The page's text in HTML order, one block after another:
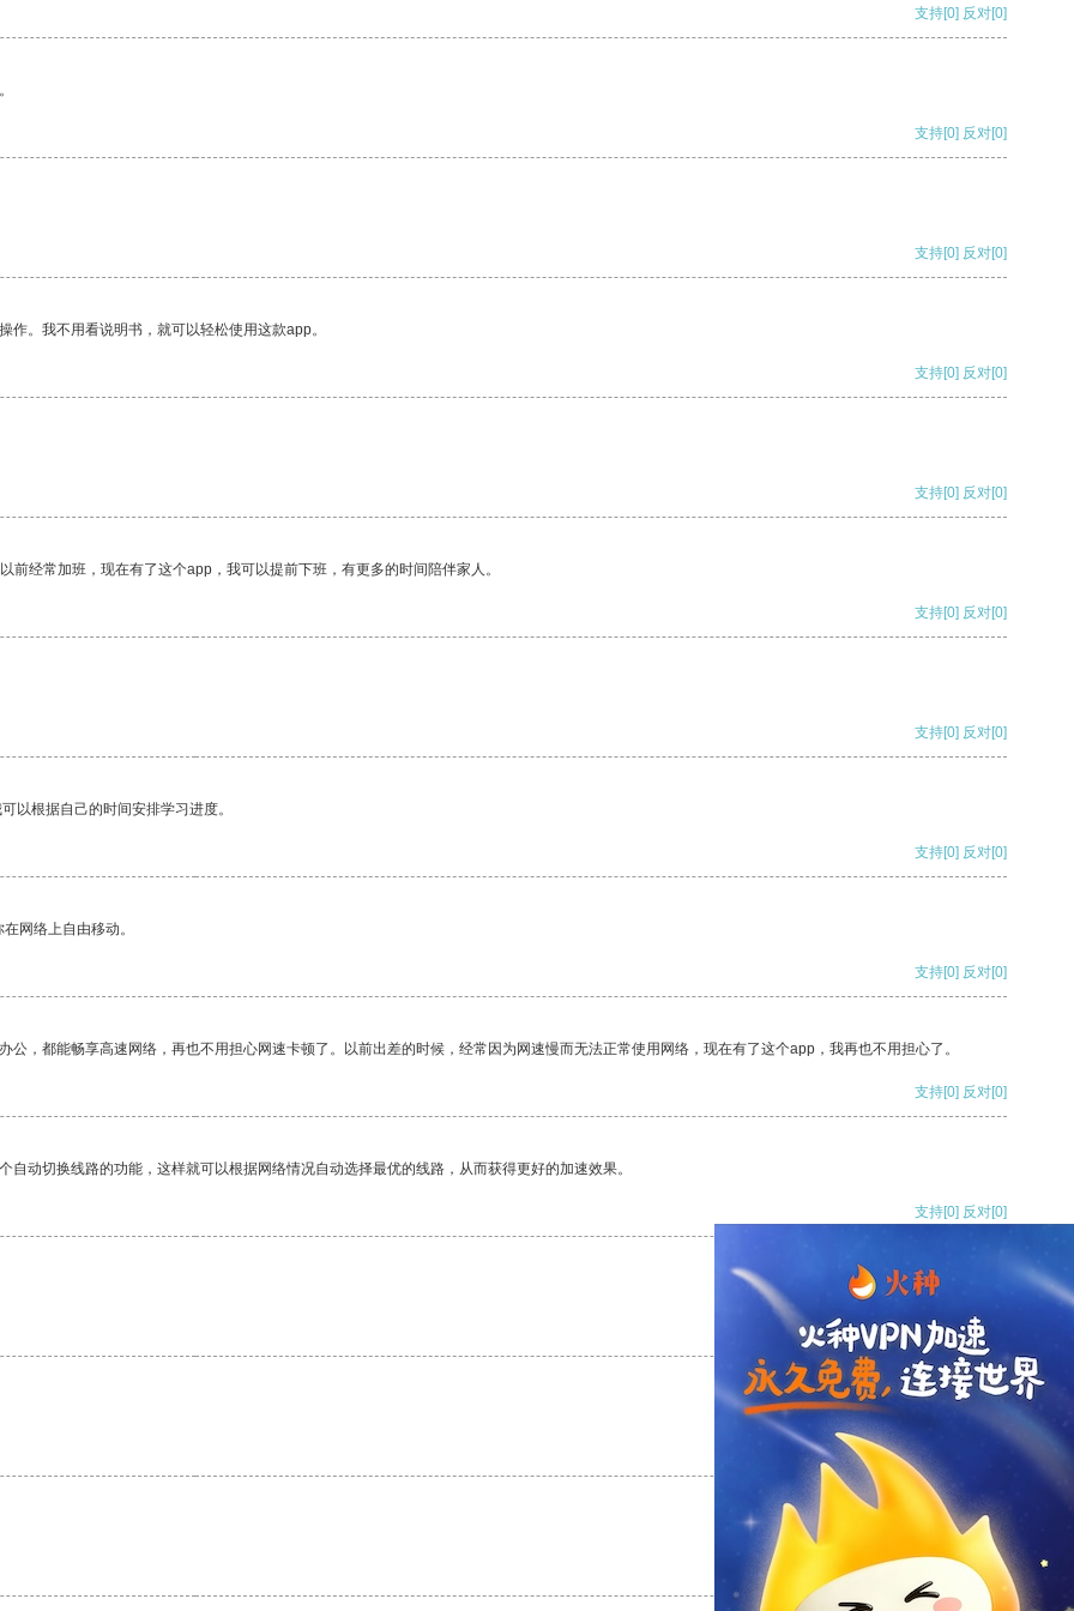
支持[0] 反对[0]
支持[0] 反对[0]
支持[0] 反对[0]
。我不用看说明书，就可以轻松使用这款app。
支持[0] 反对[0]
支持[0] 反对[0]
经常加班，现在有了这个app，我可以提前下班，有更多的时间陪伴家人。
支持[0] 反对[0]
支持[0] 反对[0]
以根据自己的时间安排学习进度。
支持[0] 反对[0]
网络上自由移动。
支持[0] 反对[0]
，都能畅享高速网络，再也不用担心网速卡顿了。以前出差的时候，经常因为网速慢而无法正常使用网络，现在有了这个app，我再也不用担心了。
支持[0] 反对[0]
动切换线路的功能，这样就可以根据网络情况自动选择最优的线路，从而获得更好的加速效果。
支持[0] 反对[0]
支持[0] 反对
支持
反对 [0]